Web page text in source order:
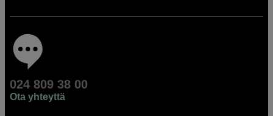
024 809 38 00
Ota yhteyttä